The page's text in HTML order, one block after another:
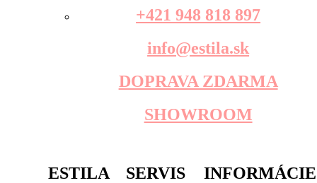
+421 948 818 897
info@estila.sk
DOPRAVA ZDARMA
SHOWROOM
ESTILA SERVIS INFORMÁCIE